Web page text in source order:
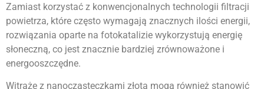
Zamiast korzystać z konwencjonalnych technologii filtracji
powietrza, które często wymagają znacznych ilości energii,
rozwiązania oparte na fotokatalizie wykorzystują energię
słoneczną, co jest znacznie bardziej zrównoważone i
energooszczędne.
Witraże z nanocząsteczkami złota mogą również stanowić